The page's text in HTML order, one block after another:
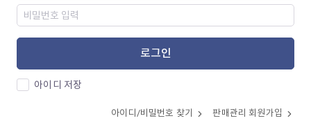
로그인
아이디 저장
아이디/비밀번호 찾기 판매관리 회원가입